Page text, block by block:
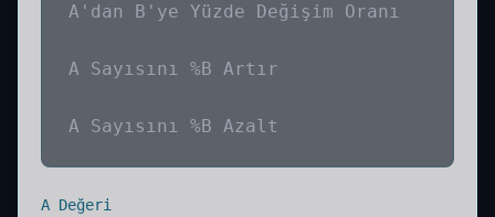
A'dan B'ye Yüzde Değişim Oranı
A Sayısını %B Artır
A Sayısını %B Azalt
A Değeri